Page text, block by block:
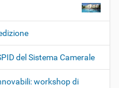
del Sistema Camerale
workshop di